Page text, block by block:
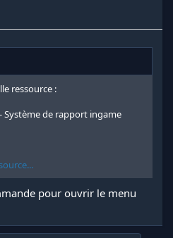
ressource :
- Système de rapport ingame
pour ouvrir le menu